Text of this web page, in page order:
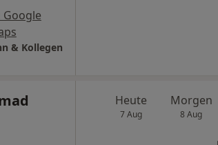
Google
& Kollegen
Heute
7 Aug
Morgen
8 Aug